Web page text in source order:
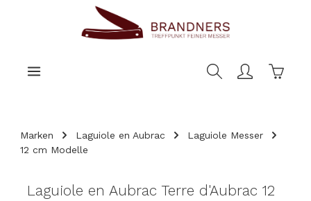
Marken Laguiole en Aubrac
Laguiole Messer
12 cm Modelle
Laguiole en Aubrac Terre d'Aubrac 12